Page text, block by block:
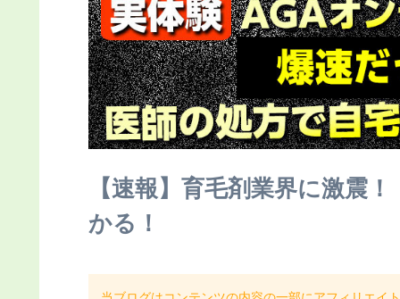
【速報】育毛剤業界に激震
かる！